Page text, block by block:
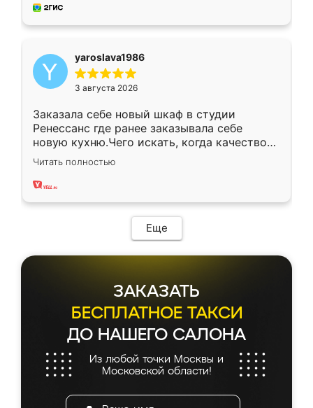
мебель за качественную работу!
yaroslava1986
3 августа 2026
Заказала себе новый шкаф в студии
Ренессанс где ранее заказывала себе
новую кухню.Чего искать, когда качеством
вполне довольна. Служит кухня уже почти
два года, нареканий нет.
Читать полностью
Еще
ЗАКАЗАТЬ
БЕСПЛАТНОЕ ТАКСИ
ДО НАШЕГО САЛОНА
Из любой точки Москвы и
Московской области!